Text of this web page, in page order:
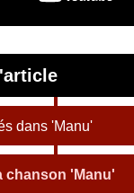
dans 'Manu'
chanson 'Manu'